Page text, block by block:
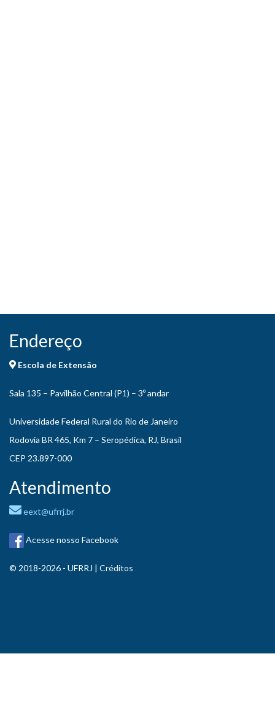
Endereço
Escola de Extensão
Sala 135 – Pavilhão Central (P1) – 3º andar
Universidade Federal Rural do Rio de Janeiro
Rodovia BR 465, Km 7 – Seropédica, RJ, Brasil
CEP 23.897-000
Atendimento
eext@ufrrj.br
Acesse nosso Facebook
© 2018-2026 - UFRRJ | Créditos